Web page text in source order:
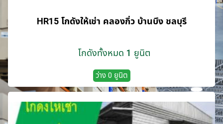
HR15 โกดังให้เช่า คลองกิ่ว บ้านบึง ชลบุรี
โกดังทั้งหมด 1 ยูนิต
ว่าง 0 ยูนิต